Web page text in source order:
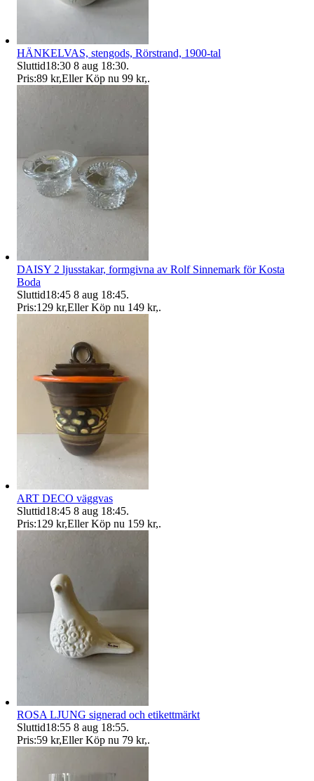
HÄNKELVAS, stengods, Rörstrand, 1900-tal
Sluttid18:30 8 aug 18:30.
Pris:89 kr,Eller Köp nu 99 kr,.
DAISY 2 ljusstakar, formgivna av Rolf Sinnemark för Kosta
Boda
Sluttid18:45 8 aug 18:45.
Pris:129 kr,Eller Köp nu 149 kr,.
ART DECO väggvas
Sluttid18:45 8 aug 18:45.
Pris:129 kr,Eller Köp nu 159 kr,.
ROSA LJUNG signerad och etikettmärkt
Sluttid18:55 8 aug 18:55.
Pris:59 kr,Eller Köp nu 79 kr,.